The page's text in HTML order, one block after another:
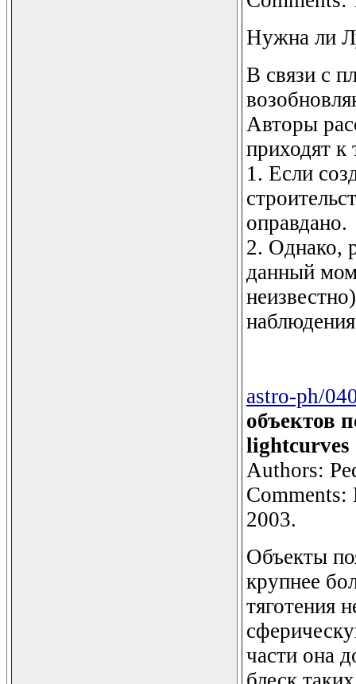
Нужна ли
В связи с
Авторы
приходят
1. Если
оправдано.
2. Однако,
данный
astro-ph/
объектов
lightcurves
Authors:
Comments:
2003.
Объекты
крупнее
тяготения
части она